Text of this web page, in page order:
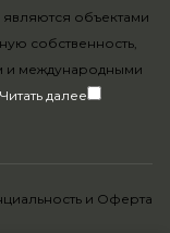
объектами
собственность,
и международными
Читать далее
и Оферта